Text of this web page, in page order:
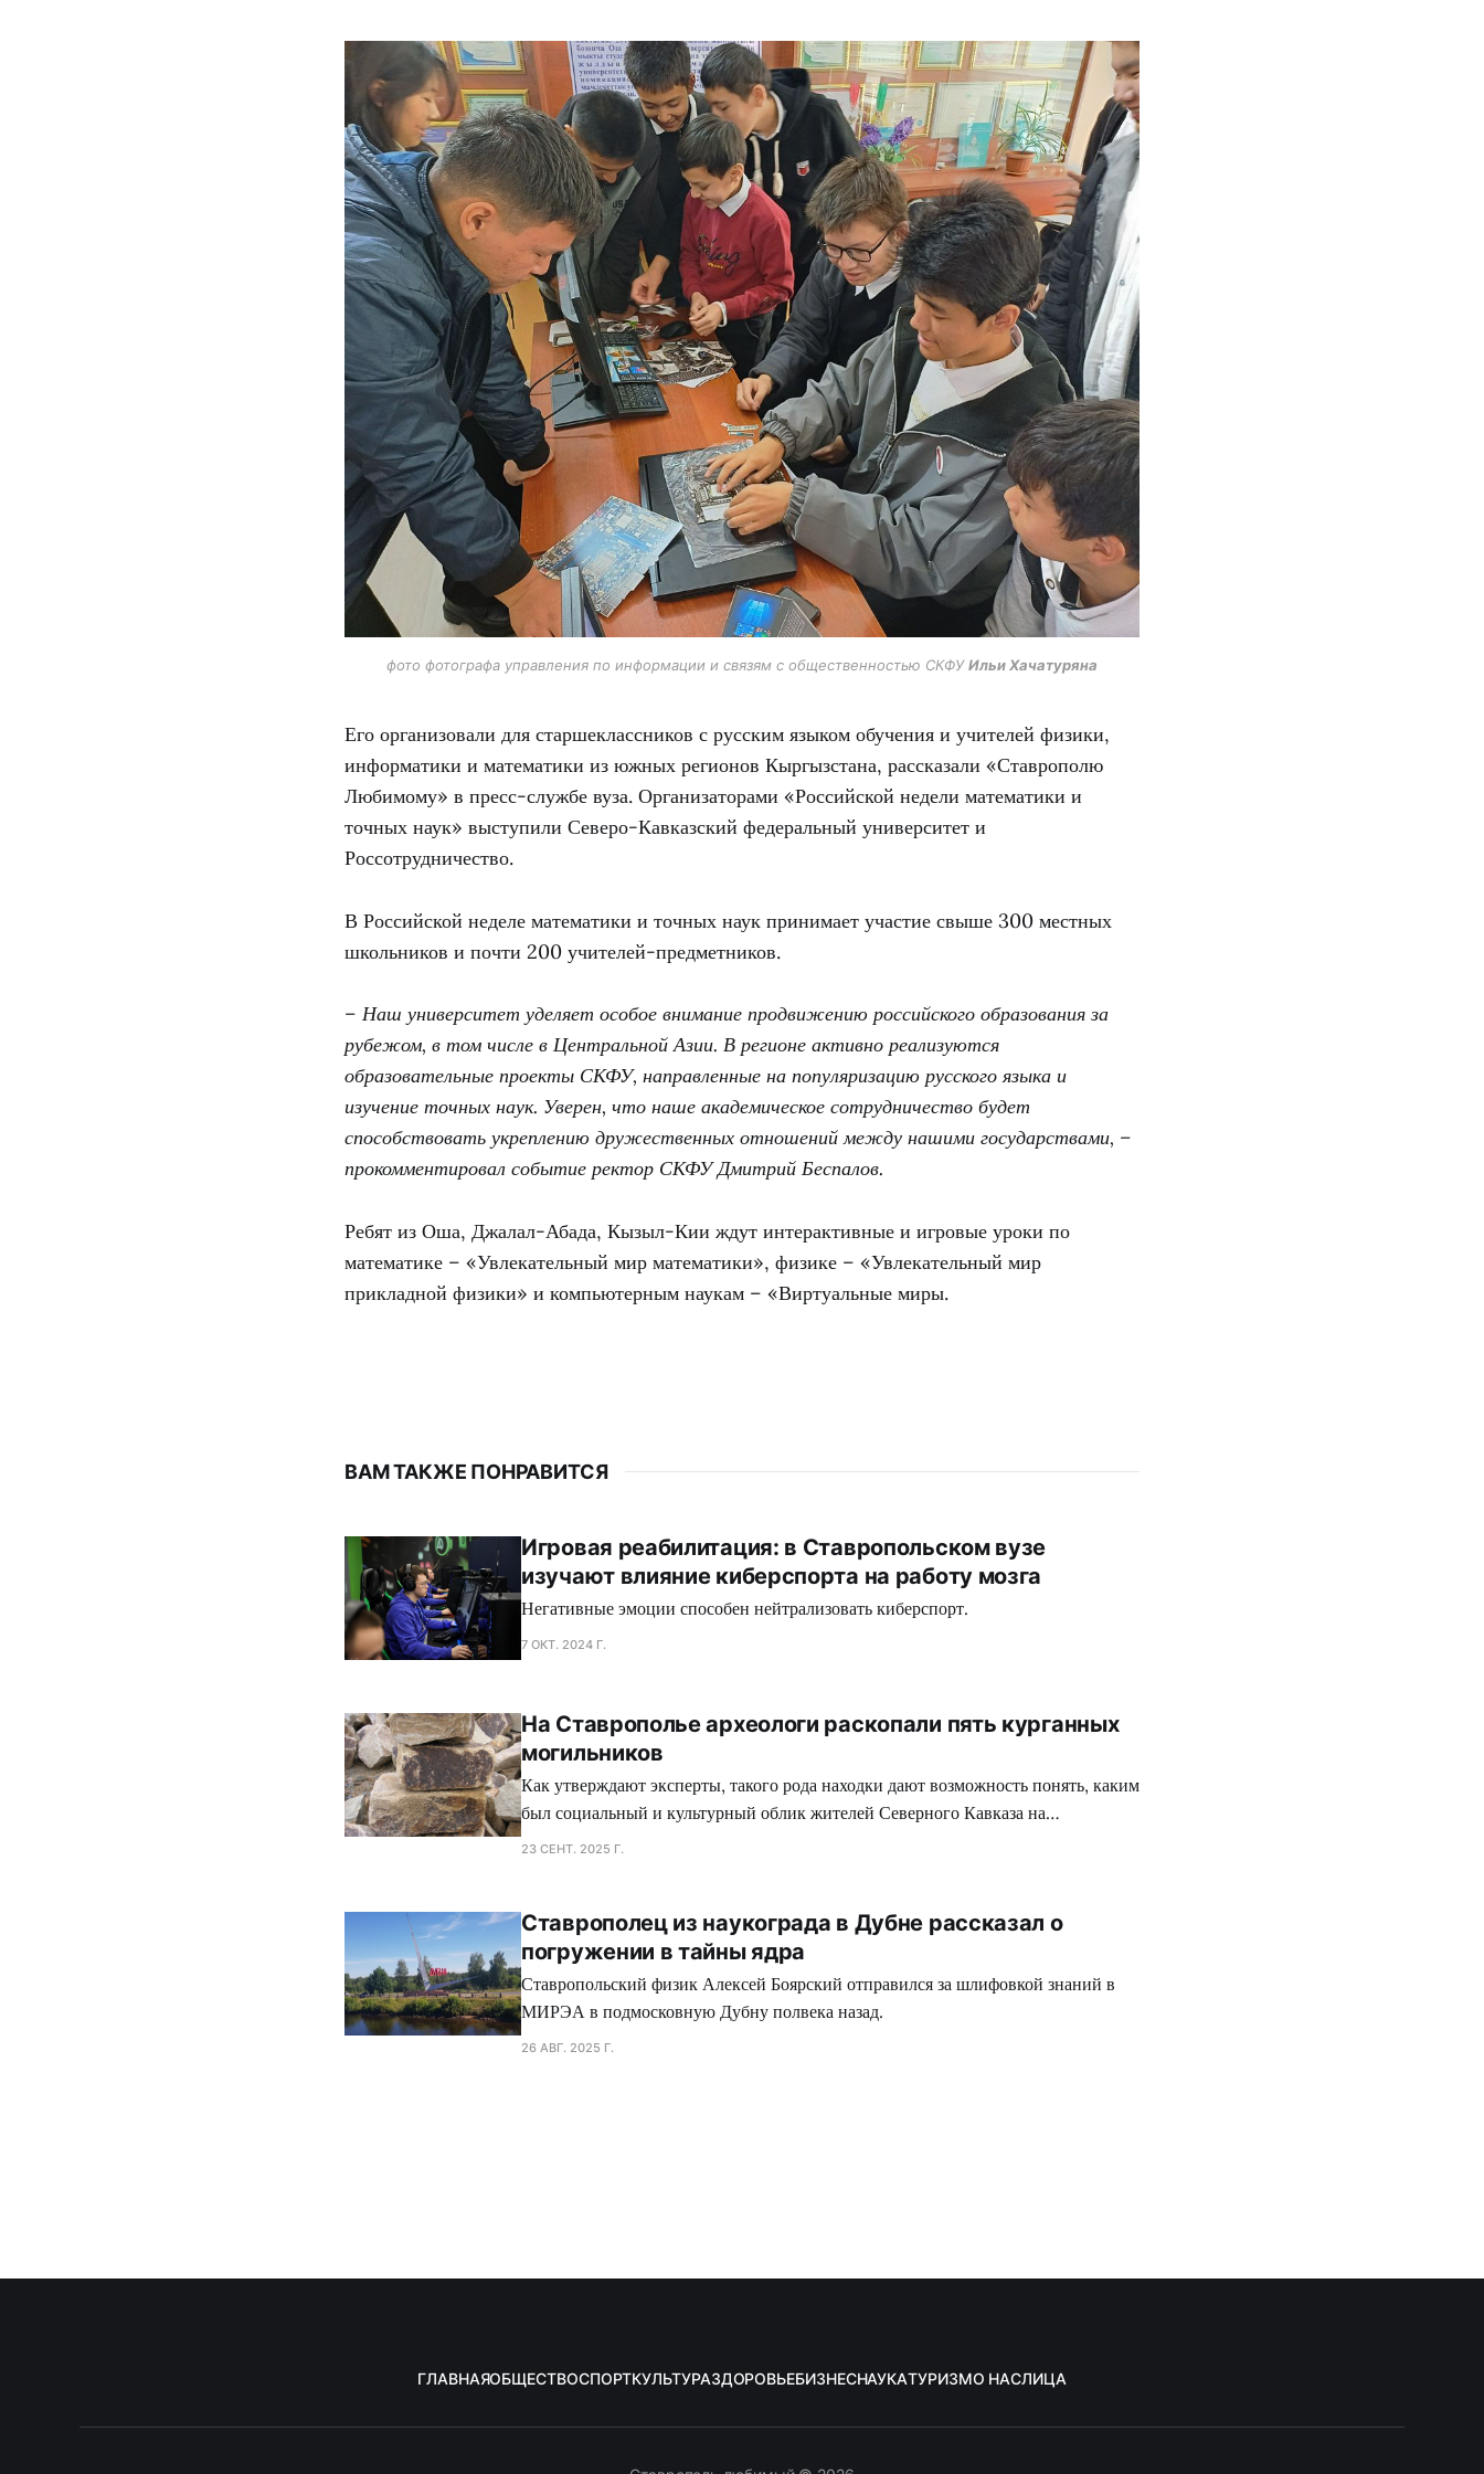
фото фотографа управления по информации и связям с общественностью СКФУИльи Хачатуряна
Его организовали для старшеклассников с русским языком обучения и учителей физики,
информатики и математики из южных регионов Кыргызстана, рассказали «Ставрополю
Любимому» в пресс-службе вуза. Организаторами «Российской недели математики и
точных наук» выступили Северо-Кавказский федеральный университет и
Россотрудничество.
В Российской неделе математики и точных наук принимает участие свыше 300 местных
школьников и почти 200 учителей-предметников.
– Наш университет уделяет особое внимание продвижению российского образования за
рубежом, в том числе в Центральной Азии. В регионе активно реализуются
образовательные проекты СКФУ, направленные на популяризацию русского языка и
изучение точных наук. Уверен, что наше академическое сотрудничество будет
способствовать укреплению дружественных отношений между нашими государствами, –
прокомментировал событие ректор СКФУ Дмитрий Беспалов.
Ребят из Оша, Джалал-Абада, Кызыл-Кии ждут интерактивные и игровые уроки по
математике – «Увлекательный мир математики», физике – «Увлекательный мир
прикладной физики» и компьютерным наукам – «Виртуальные миры.
ВАМ ТАКЖЕ ПОНРАВИТСЯ
Игровая реабилитация: в Ставропольском вузе
изучают влияние киберспорта на работу мозга
Негативные эмоции способен нейтрализовать киберспорт.
7 ОКТ. 2024 Г.
На Ставрополье археологи раскопали пять курганных
могильников
Как утверждают эксперты, такого рода находки дают возможность понять, каким
был социальный и культурный облик жителей Северного Кавказа на
протяжении трех тысячелетий.
23 СЕНТ. 2025 Г.
Ставрополец из наукограда в Дубне рассказал о
погружении в тайны ядра
Ставропольский физик Алексей Боярский отправился за шлифовкой знаний в
МИРЭА в подмосковную Дубну полвека назад.
26 АВГ. 2025 Г.
ГЛАВНАЯОБЩЕСТВОСПОРТКУЛЬТУРАЗДОРОВЬЕБИЗНЕСНАУКАТУРИЗМО НАСЛИЦА